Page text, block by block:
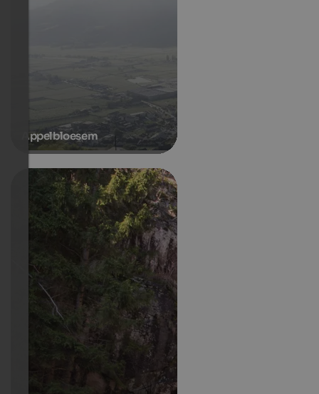
Appelbloesem